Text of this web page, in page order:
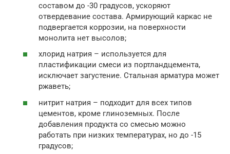
составом до -30 градусов, ускоряют
отвердевание состава. Армирующий каркас не
подвергается коррозии, на поверхности
монолита нет высолов;
хлорид натрия – используется для
пластификации смеси из портландцемента,
исключает загустение. Стальная арматура может
ржаветь;
нитрит натрия – подходит для всех типов
цементов, кроме глиноземных. После
добавления продукта со смесью можно
работать при низких температурах, но до -15
градусов;